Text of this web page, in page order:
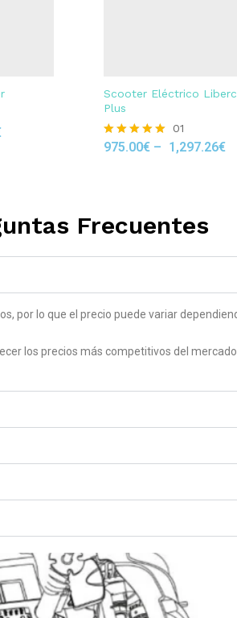
Scooter Eléctrico
Plus
Rated
01
975.00€ – 1,297.26€
Frecuentes
por lo que el precio puede variar
los precios más competitivos del mercado.